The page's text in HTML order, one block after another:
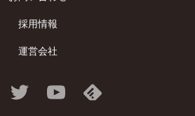
採用情報
運営会社